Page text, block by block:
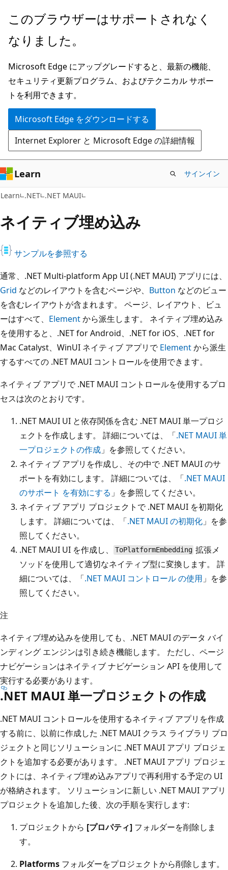
メ
ン
ン
テ
ン
ツ
に
ス
キ
ッ
プ
このブラウザーはサポートされなく
なりました。
Microsoft Edge にアップグレードすると、最新の機能、
セキュリティ更新プログラム、およびテクニカル サポー
トを利用できます。
Microsoft Edge をダウンロードする
Internet Explorer と Microsoft Edge の詳細情報
Learn サインイン
Learn .NET .NET MAUI
ネイティブ埋め込み
サンプルを参照する
通常、.NET Multi-platform App UI (.NET MAUI) アプリには、
Grid などのレイアウトを含むページや、 Button などのビュー
を含むレイアウトが含まれます。 ページ、レイアウト、ビュ
ーはすべて、 Elementから派生します。 ネイティブ埋め込み
を使用すると、.NET for Android、.NET for iOS、.NET for
Mac Catalyst、WinUI ネイティブ アプリでElementから派生
するすべての .NET MAUI コントロールを使用できます。
ネイティブ アプリで .NET MAUI コントロールを使用するプロ
セスは次のとおりです。
.NET MAUI UI と依存関係を含む .NET MAUI 単一プロジ
ェクトを作成します。 詳細については、「.NET MAUI 単
一プロジェクトの作成 」を参照してください。
ネイティブ アプリを作成し、その中で .NET MAUI のサ
ポートを有効にします。 詳細については、「.NET MAUI
のサポート を有効にする 」を参照してください。
ネイティブ アプリ プロジェクトで .NET MAUI を初期化
します。 詳細については、「.NET MAUI の初期化 」を参
照してください。
.NET MAUI UI を作成し、
ToPlatformEmbedding 拡張メ
ソッドを使用して適切なネイティブ型に変換します。 詳
細については、「.NET MAUI コントロール の使用 」を参
照してください。
注
ネイティブ埋め込みを使用しても、.NET MAUI のデータ バイ
ンディング エンジンは引き続き機能します。 ただし、ページ
ナビゲーションはネイティブ ナビゲーション API を使用して
実行する必要があります。
.NET MAUI 単一プロジェクトの作成
.NET MAUI コントロールを使用するネイティブ アプリを作成
する前に、以前に作成した .NET MAUI クラス ライブラリ プロ
ジェクトと同じソリューションに .NET MAUI アプリ プロジェ
クトを追加する必要があります。 .NET MAUI アプリ プロジェ
クトには、ネイティブ埋め込みアプリで再利用する予定の UI
が格納されます。 ソリューションに新しい .NET MAUI アプリ
プロジェクトを追加した後、次の手順を実行します:
プロジェクトから [プロパティ] フォルダーを削除しま
す。
Platforms フォルダーをプロジェクトから削除します。